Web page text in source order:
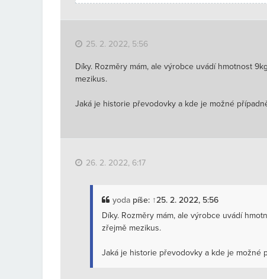
25. 2. 2022, 5:56
Díky. Rozměry mám, ale výrobce uvádí hmotnost
mezikus.
Jaká je historie převodovky a kde je možné
26. 2. 2022, 6:17
yoda píše: ↑25. 2. 2022, 5:56
Díky. Rozměry mám, ale výrobce uvádí
zřejmě mezikus.
Jaká je historie převodovky a kde je možné